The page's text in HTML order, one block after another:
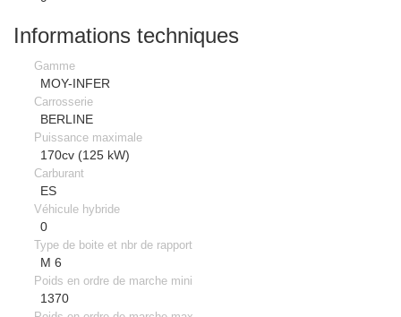
Informations techniques
Gamme
MOY-INFER
Carrosserie
BERLINE
Puissance maximale
170cv (125 kW)
Carburant
ES
Véhicule hybride
0
Type de boite et nbr de rapport
M 6
Poids en ordre de marche mini
1370